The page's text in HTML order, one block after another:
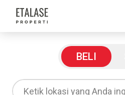
BELI
Filter Pencarian
Harga